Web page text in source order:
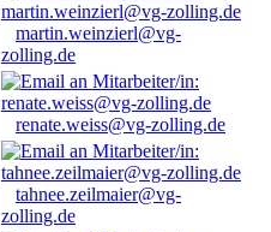
martin.weinzierl@vg-
zolling.de
renate.weiss@vg-zolling.de
tahnee.zeilmaier@vg-
zolling.de